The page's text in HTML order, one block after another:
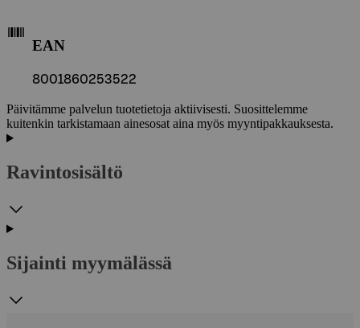
EAN
8001860253522
Päivitämme palvelun tuotetietoja aktiivisesti. Suosittelemme
kuitenkin tarkistamaan ainesosat aina myös myyntipakkauksesta.
Ravintosisältö
Sijainti myymälässä